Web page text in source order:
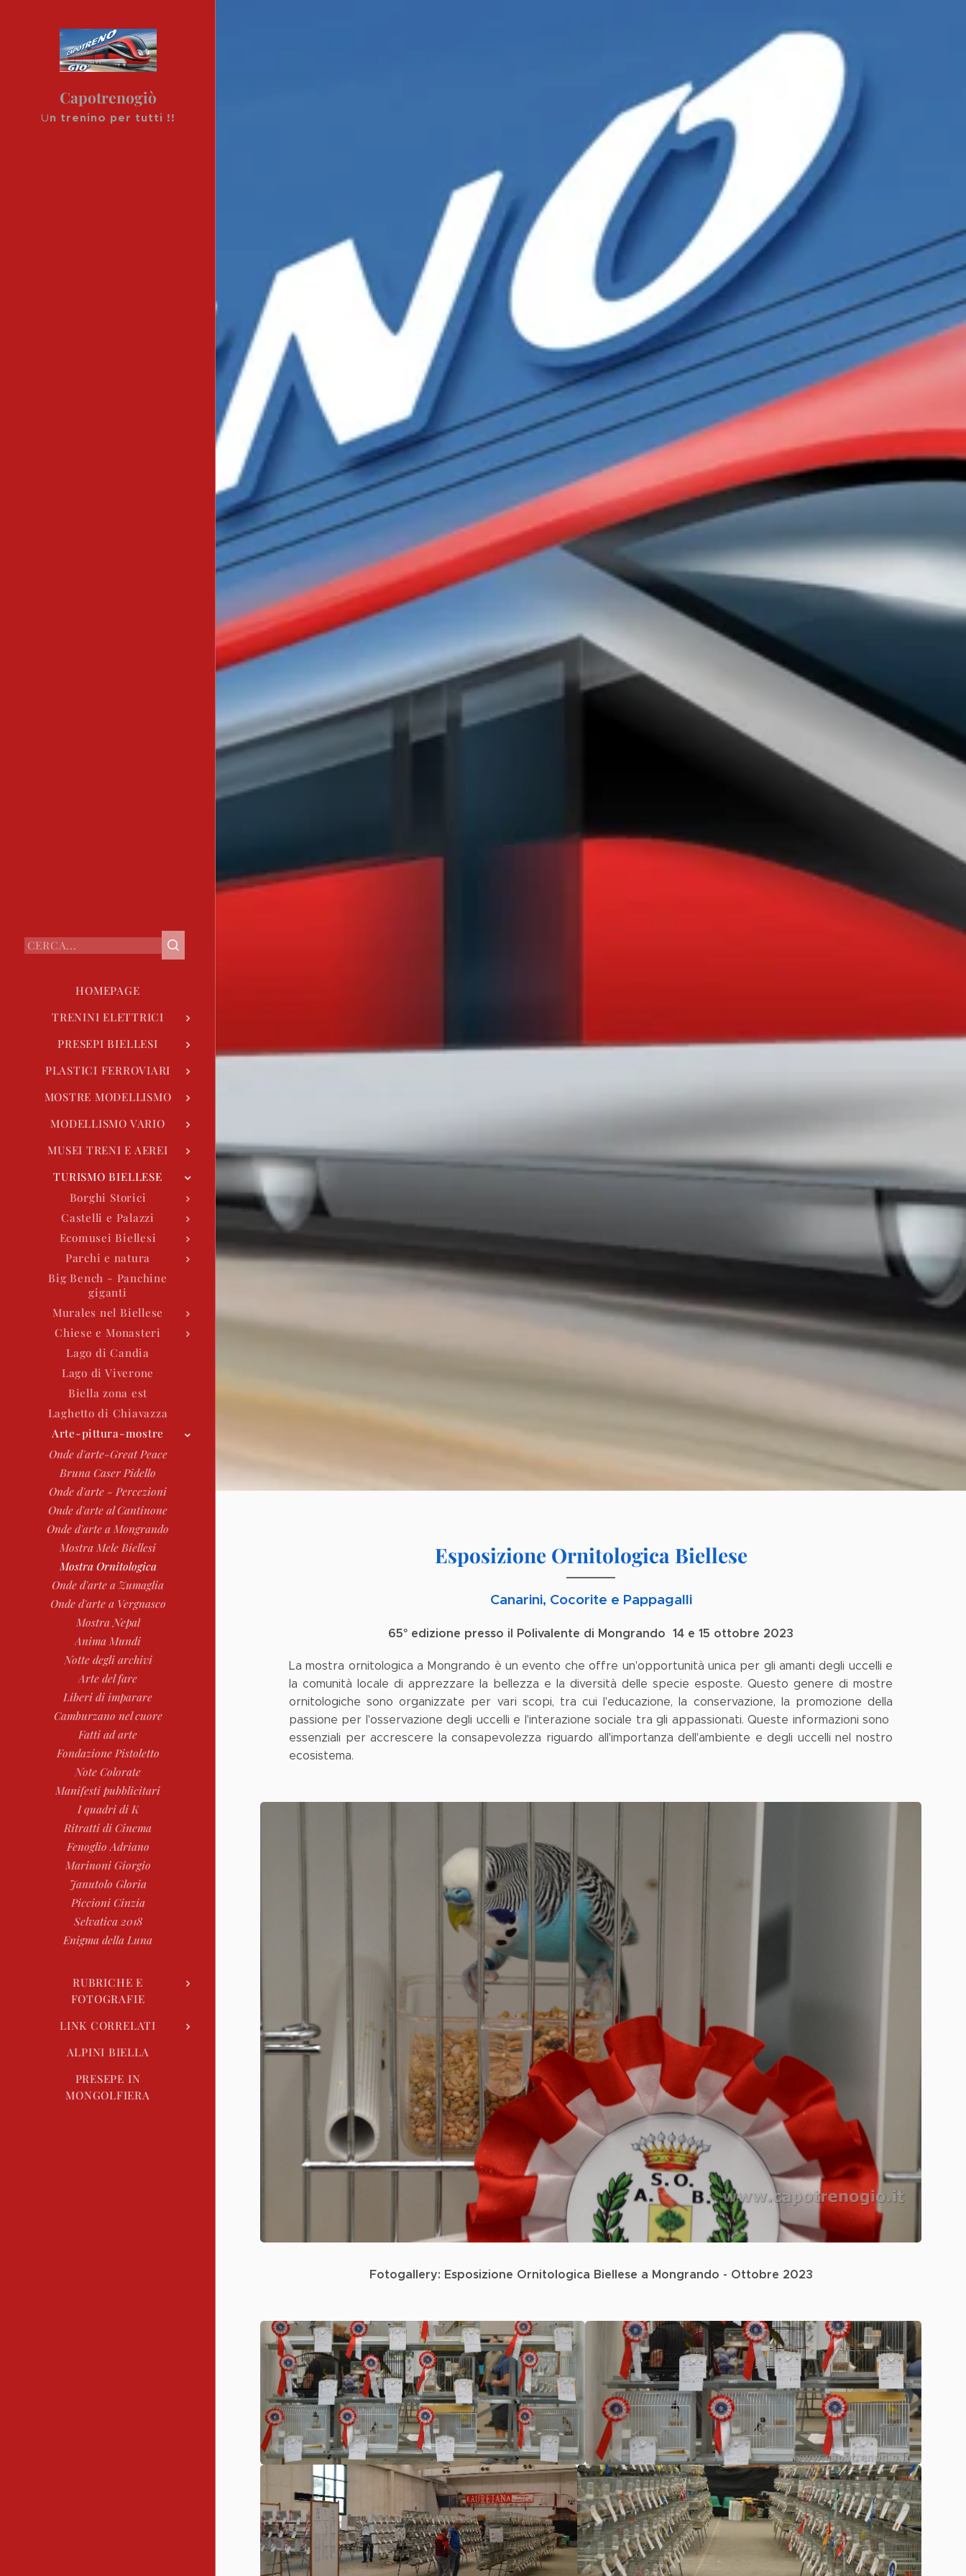
Capotrenogiò
Un trenino per tutti !!
HOMEPAGE
TRENINI ELETTRICI
PRESEPI BIELLESI
PLASTICI FERROVIARI
MOSTRE MODELLISMO
MODELLISMO VARIO
MUSEI TRENI E AEREI
TURISMO BIELLESE
Borghi Storici
Castelli e Palazzi
Ecomusei Biellesi
Parchi e natura
Big Bench - Panchine
giganti
Murales nel Biellese
Chiese e Monasteri
Lago di Candia
Lago di Viverone
Biella zona est
Laghetto di Chiavazza
Arte-pittura-mostre
Onde d'arte-Great Peace
Bruna Caser Pidello
Onde d'arte - Percezioni
Onde d'arte al Cantinone
Onde d'arte a Mongrando
Mostra Mele Biellesi
Mostra Ornitologica
Onde d'arte a Zumaglia
Onde d'arte a Vergnasco
Mostra Nepal
Anima Mundi
Notte degli archivi
Arte del fare
Liberi di imparare
Camburzano nel cuore
Fatti ad arte
Fondazione Pistoletto
Note Colorate
Manifesti pubblicitari
I quadri di K
Ritratti di Cinema
Fenoglio Adriano
Marinoni Giorgio
Janutolo Gloria
Piccioni Cinzia
Selvatica 2018
Enigma della Luna
RUBRICHE E
FOTOGRAFIE
LINK CORRELATI
ALPINI BIELLA
PRESEPE IN
MONGOLFIERA
Esposizione Ornitologica Biellese
Canarini, Cocorite e Pappagalli
65° edizione presso il Polivalente di Mongrando 14 e 15 ottobre 2023
La mostra ornitologica a Mongrando è un evento che offre un'opportunità unica per gli amanti degli uccelli e
la comunità locale di apprezzare la bellezza e la diversità delle specie esposte. Questo genere di mostre
ornitologiche sono organizzate per vari scopi, tra cui l'educazione, la conservazione, la promozione della
passione per l'osservazione degli uccelli e l'interazione sociale tra gli appassionati. Queste informazioni sono
essenziali per accrescere la consapevolezza riguardo all'importanza dell'ambiente e degli uccelli nel nostro
ecosistema.
Fotogallery: Esposizione Ornitologica Biellese a Mongrando - Ottobre 2023